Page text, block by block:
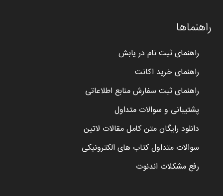
راهنماها
راهنمای ثبت نام در یابش
راهنمای خرید اکانت
راهنمای ثبت سفارش منابع اطلاعاتی
پشتیبانی و سوالات متداول
دانلود رایگان متن کامل مقالات لاتین
سوالات متداول کتاب های الکترونیکی
رفع مشکلات اندنوت